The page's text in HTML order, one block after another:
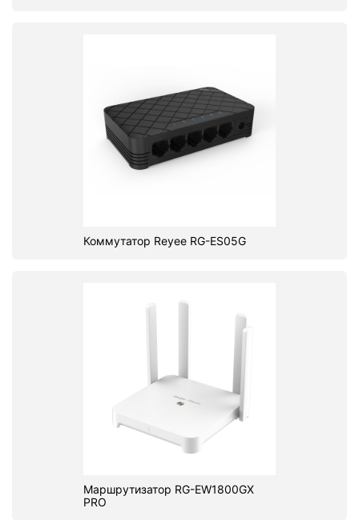
Коммутатор Reyee RG-ES05G
Маршрутизатор RG-EW1800GX
PRO